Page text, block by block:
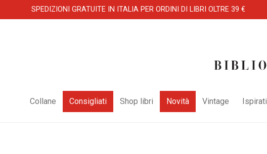
SPEDIZIONI GRATUITE IN ITALIA PER ORDINI DI LIBRI OLTRE 39 €
Collane Consigliati Shop libri Novità Vintage Ispirati